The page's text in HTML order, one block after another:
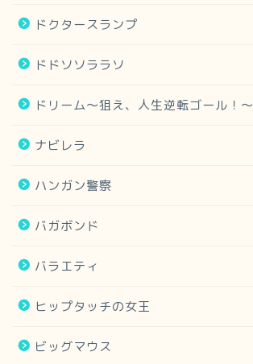
ドクタースランプ
ドドソソララソ
ドリーム～狙え、人生逆転ゴール！～
ナビレラ
ハンガン警察
バガボンド
バラエティ
ヒップタッチの女王
ビッグマウス